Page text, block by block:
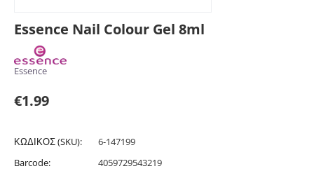
Essence Nail Colour Gel 8ml
Essence
€1.99
ΚΩΔΙΚΟΣ (SKU):
6-147199
Barcode:
4059729543219